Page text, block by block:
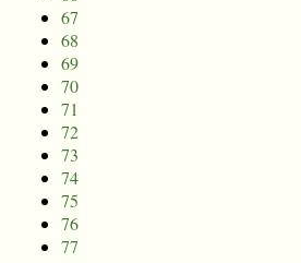
67
68
69
70
71
72
73
74
75
76
77